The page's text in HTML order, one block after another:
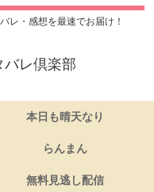
レ・感想を最速でお届け！
バレ倶楽部
本日も晴天なり
らんまん
無料見逃し配信